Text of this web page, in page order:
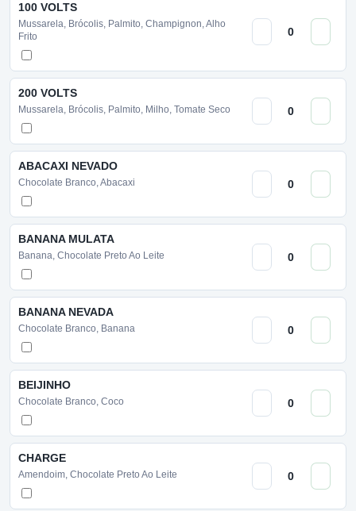
100 VOLTS
Mussarela, Brócolis, Palmito, Champignon, Alho
Frito
200 VOLTS
Mussarela, Brócolis, Palmito, Milho, Tomate Seco
ABACAXI NEVADO
Chocolate Branco, Abacaxi
BANANA MULATA
Banana, Chocolate Preto Ao Leite
BANANA NEVADA
Chocolate Branco, Banana
BEIJINHO
Chocolate Branco, Coco
CHARGE
Amendoim, Chocolate Preto Ao Leite